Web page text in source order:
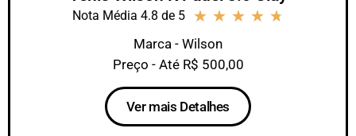
Nota Média 4.8 de 5 ★ ★ ★ ★ ★
Marca - Wilson
Preço - Até R$ 500,00
Ver mais Detalhes